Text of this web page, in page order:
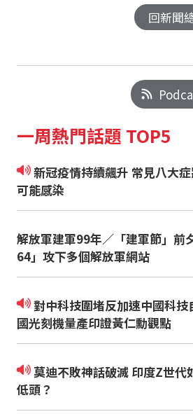
回新聞
一周熱門話題 TOP5
新冠疫情持續飆升 常見八大症狀 沒發燒也
可能感染
解放軍建軍99年／「建軍節」前
64」攻下多個解放軍網站
對中科技圍堵反加速中國科技自主？！中
國光刻機量產印證黃仁勳觀點
莫迪不敗神話破滅 印度Z世代如何逼政府
低頭？